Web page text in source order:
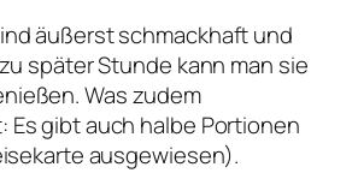
äußerst schmackhaft und
später Stunde kann man sie
Was zudem
Es gibt auch halbe Portionen
ausgewiesen).